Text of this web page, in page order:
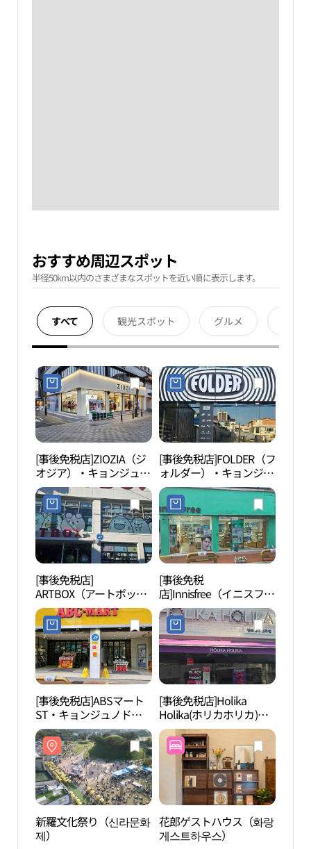
おすすめ周辺スポット
半径50km以内のさまざまなスポットを近い順に表示します。
すべて 観光スポット グルメ
[事後免税店]ZIOZIA（ジ
オジア）・キョンジュ
（慶州）店(지오지아 경
주점)
[事後免税店]FOLDER（フ
ォルダー）・キョンジュ
（慶州）店(폴더 경주점)
[事後免税店]
ARTBOX（アートボック
ス）・キョンジュ（慶
州）店(아트박스 경주점)
[事後免税
店]Innisfree（イニスフリ
ー）・キョンジュ（慶
州）店(이니스프리 경주
점)
[事後免税店]ABSマート
ST・キョンジュノドン
（慶州路東）店(ABC마트
ST 경주노동점)
[事後免税店]Holika
Holika(ホリカホリカ)・
キョンジュ（慶州）店
(홀리카홀리카 경주점)
新羅文化祭り（신라문화
제）
花郎ゲストハウス（화랑
게스트하우스）